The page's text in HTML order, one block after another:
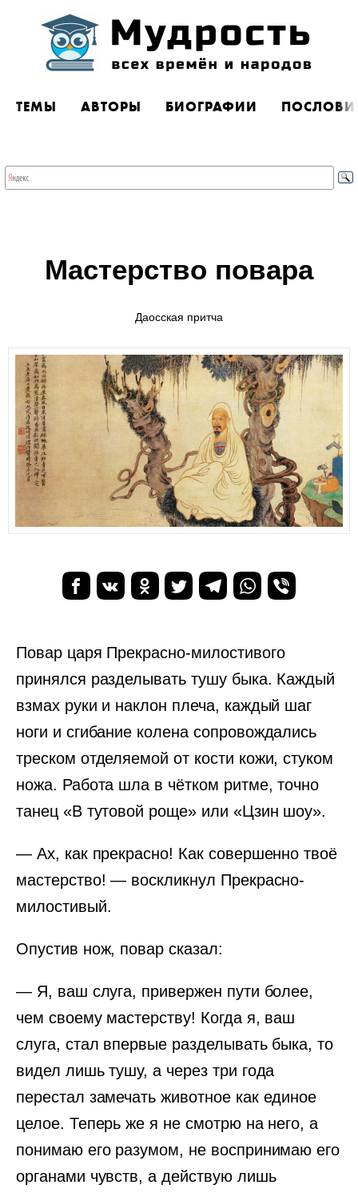
ТЕМЫ АВТОРЫ БИОГРАФИИ
Мастерство повара
Даосская притча
Повар царя Прекрасно-милостивого
принялся разделывать тушу быка. Каждый
взмах руки и наклон плеча, каждый шаг
ноги и сгибание колена сопровождались
треском отделяемой от кости кожи, стуком
ножа. Работа шла в чётком ритме, точно
танец «В тутовой роще» или «Цзин шоу».
— Ах, как прекрасно! Как совершенно твоё
мастерство! — воскликнул Прекрасно-
милостивый.
Опустив нож, повар сказал:
— Я, ваш слуга, привержен пути более,
чем своему мастерству! Когда я, ваш
слуга, стал впервые разделывать быка, то
видел лишь тушу, а через три года
перестал замечать животное как единое
целое. Теперь же я не смотрю на него, а
понимаю его разумом, не воспринимаю его
органами чувств, а действую лишь